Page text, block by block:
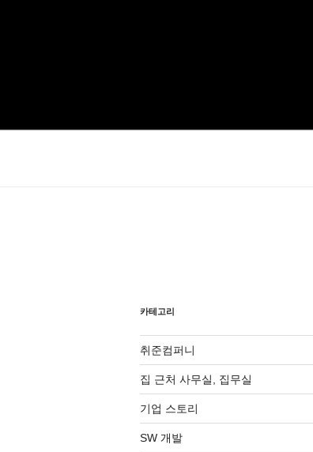
카테고리
취준컴퍼니
집 근처 사무실, 집무실
기업 스토리
SW 개발